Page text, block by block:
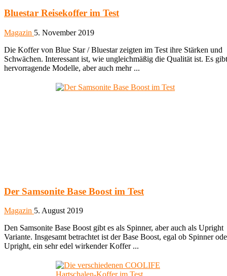
Bluestar Reisekoffer im Test
Magazin 5. November 2019
Die Koffer von Blue Star / Bluestar zeigten im Test ihre Stärken und
Schwächen. Interessant ist, wie ungleichmäßig die Qualität ist. Es gibt
hervorragende Modelle, aber auch mehr ...
Der Samsonite Base Boost im Test
Magazin 5. August 2019
Den Samsonite Base Boost gibt es als Spinner, aber auch als Upright
Variante. Insgesamt betrachtet ist der Base Boost, egal ob Spinner
Upright, ein sehr edel wirkender Koffer ...